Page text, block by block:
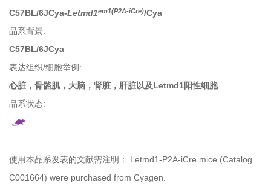
C57BL/6JCya-Letmd1em1(P2A-iCre)/Cya
品系背景:
C57BL/6JCya
表达组织/细胞举例 :
心脏，骨骼肌，大脑，肾脏，肝脏以及Letmd1阳性细胞
品系状态:
使用本品系发表的文献需注明： Letmd1-P2A-iCre mice (Catalog
C001664) were purchased from Cyagen.